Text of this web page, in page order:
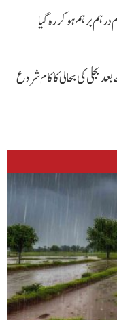
برہم ہو کر رہ گیا
بجلی کی بحالی کا کام شروع